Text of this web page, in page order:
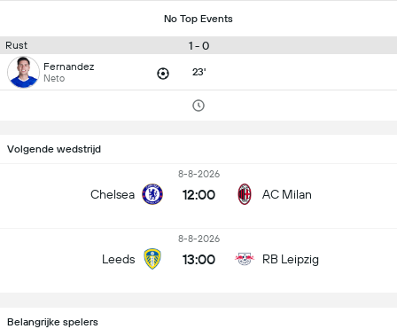
No Top Events
Rust 1 - 0
Fernandez
Neto 23'
Volgende wedstrijd
Chelsea
8-8-2026
12:00 AC Milan
Leeds
8-8-2026
13:00 RB Leipzig
Belangrijke spelers